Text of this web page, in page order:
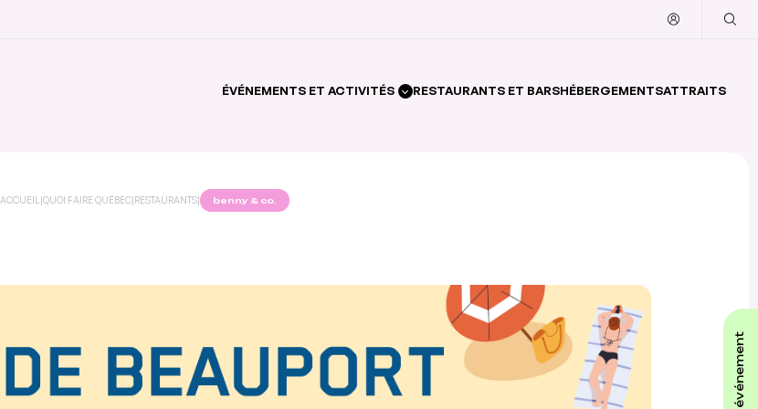
ÉVÉNEMENTS ET ACTIVITÉS RESTAURANTS ET BARSHÉBERGEMENTSATTRAITS
ACCUEIL |QUOI FAIRE QUÉBEC|RESTAURANTS| benny & co.